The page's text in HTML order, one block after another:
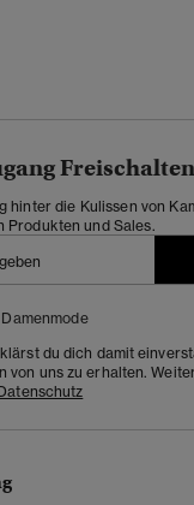
Freischalten
hinter die Kulissen von
Produkten und Sales.
Damenmode
du dich damit
von uns zu erhalten.